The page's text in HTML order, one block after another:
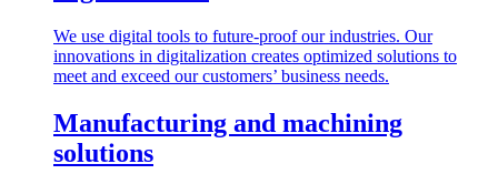
We use digital tools to future-proof our industries. Our
innovations in digitalization creates optimized solutions to
meet and exceed our customers’ business needs.
Manufacturing and machining
solutions